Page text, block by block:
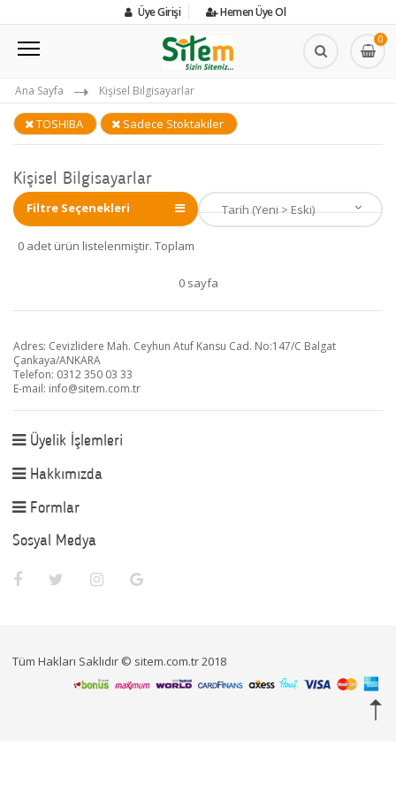
Üye Girişi Hemen Üye Ol
0
Ana Sayfa Kişisel Bilgisayarlar
TOSHIBA Sadece Stoktakiler
Kişisel Bilgisayarlar
Filtre Seçenekleri
0 adet ürün listelenmiştir. Toplam
0 sayfa
Adres: Cevizlidere Mah. Ceyhun Atuf Kansu Cad. No:147/C Balgat
Çankaya/ANKARA
Telefon: 0312 350 03 33
E-mail: info@sitem.com.tr
Üyelik İşlemleri
Hakkımızda
Formlar
Sosyal Medya
Tüm Hakları Saklıdır © sitem.com.tr 2018